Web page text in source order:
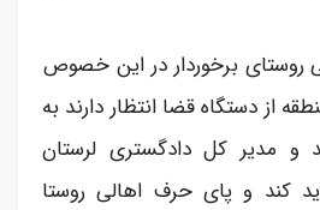
روستای برخوردار در این خصوص
از دستگاه قضا انتظار دارند به
و مدیر کل دادگستری لرستان
کند و پای حرف اهالی روستا